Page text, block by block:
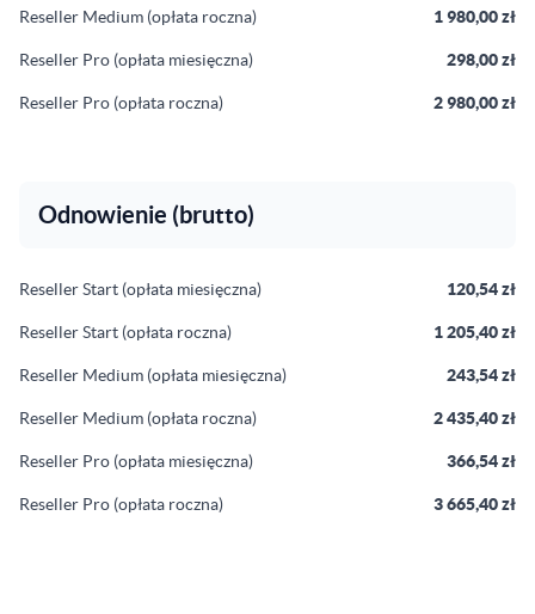
Reseller Medium (opłata roczna) 1 980,00 zł
Reseller Pro (opłata miesięczna) 298,00 zł
Reseller Pro (opłata roczna) 2 980,00 zł
Odnowienie (brutto)
Reseller Start (opłata miesięczna) 120,54 zł
Reseller Start (opłata roczna) 1 205,40 zł
Reseller Medium (opłata miesięczna) 243,54 zł
Reseller Medium (opłata roczna) 2 435,40 zł
Reseller Pro (opłata miesięczna) 366,54 zł
Reseller Pro (opłata roczna) 3 665,40 zł